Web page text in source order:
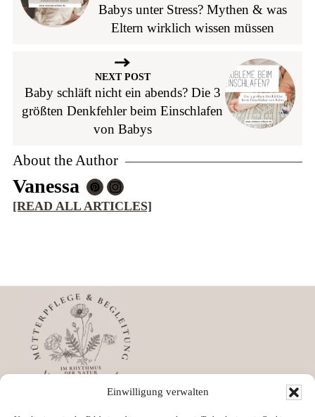
Einwilligung verwalten
Babys unter Stress? Mythen & was
Eltern wirklich wissen müssen
NEXT POST
Baby schläft nicht ein abends? Die 3
größten Denkfehler beim Einschlafen
von Babys
About the Author
Vanessa
[READ ALL ARTICLES]
Footer